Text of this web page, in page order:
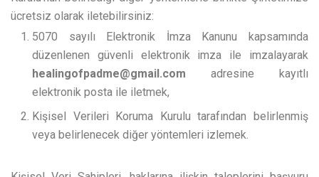
ücretsiz olarak iletebilirsiniz:
5070 sayılı Elektronik İmza Kanunu kapsamında
düzenlenen güvenli elektronik imza ile imzalayarak
healingofpadme@gmail.com adresine kayıtlı
elektronik posta ile iletmek,
Kişisel Verileri Koruma Kurulu tarafından belirlenmiş
veya belirlenecek diğer yöntemleri izlemek.